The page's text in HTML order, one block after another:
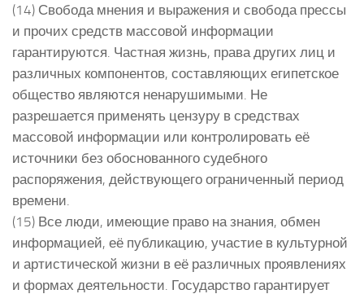
(14) Свобода мнения и выражения и свобода прессы
и прочих средств массовой информации
гарантируются. Частная жизнь, права других лиц и
различных компонентов, составляющих египетское
общество являются ненарушимыми. Не
разрешается применять цензуру в средствах
массовой информации или контролировать её
источники без обоснованного судебного
распоряжения, действующего ограниченный период
времени.
(15) Все люди, имеющие право на знания, обмен
информацией, её публикацию, участие в культурной
и артистической жизни в её различных проявлениях
и формах деятельности. Государство гарантирует